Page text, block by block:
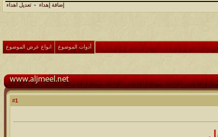
إضافة إهداء - تعديل اهداء
أدوات الموضوع انواع عرض الموضوع
1